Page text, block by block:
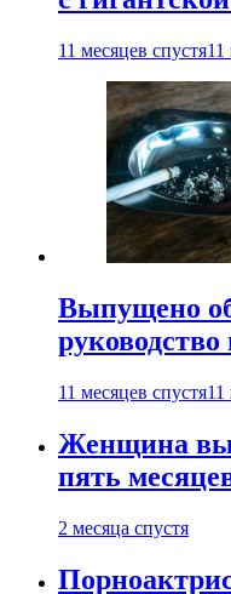
11 месяцев спустя11
Выпущено
11 месяцев спустя11
Женщина
пять
2 месяца спустя